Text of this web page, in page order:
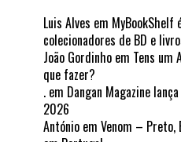
Luis Alves em MyBookShelf
colecionadores de BD e
João Gordinho em Tens um
que fazer?
. em Dangan Magazine
2026
António em Venom – Preto,